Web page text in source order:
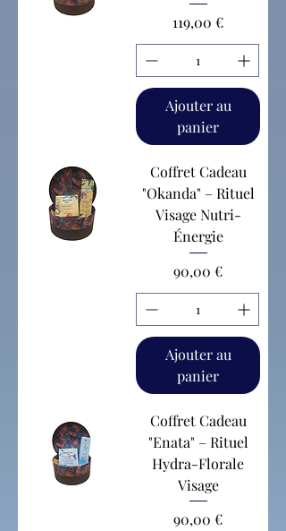
Prix
119,00 €
Ajouter au
panier
Coffret Cadeau
"Okanda" – Rituel
Visage Nutri-
Énergie
Prix
90,00 €
Ajouter au
panier
Coffret Cadeau
"Enata" – Rituel
Hydra-Florale
Visage
Prix
90,00 €